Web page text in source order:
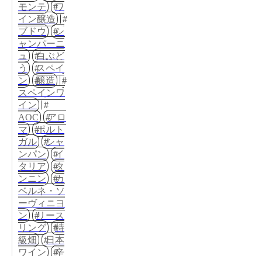
モンテ
ワ
イン醸造
ブドウ
シ
ャンパーニ
ュ
白ぶど
う
スペイ
ン
醸造
スペインワ
イン
AOC
アロ
マ
ポルト
ガル
シャ
ンパン
イ
タリア
タ
ンニン
カ
ベルネ・ソ
ーヴィニヨ
ン
リース
リング
特
級畑
日本
ワイン
辛